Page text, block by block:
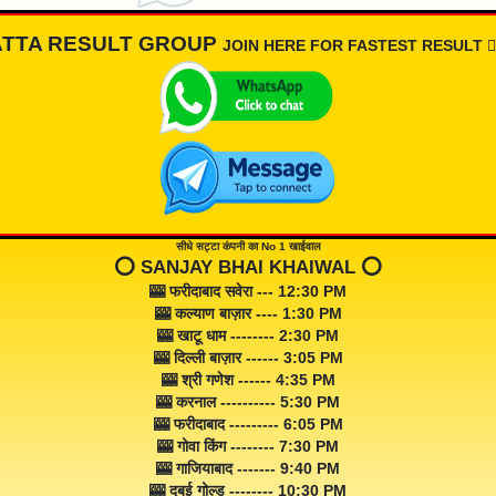
RESULT GROUP JOIN HERE FOR FASTEST RESULT
सीधे सट्टा कंपनी का No 1 खाईवाल
⭕️ SANJAY BHAI KHAIWAL ⭕️
🎰 फरीदाबाद सवेरा --- 12:30 PM
🎰 कल्याण बाज़ार ---- 1:30 PM
🎰 खाटू धाम -------- 2:30 PM
🎰 दिल्ली बाज़ार ------ 3:05 PM
🎰 श्री गणेश ------ 4:35 PM
🎰 करनाल ---------- 5:30 PM
🎰 फरीदाबाद --------- 6:05 PM
🎰 गोवा किंग -------- 7:30 PM
🎰 गाजियाबाद ------- 9:40 PM
🎰 दुबई गोल्ड -------- 10:30 PM